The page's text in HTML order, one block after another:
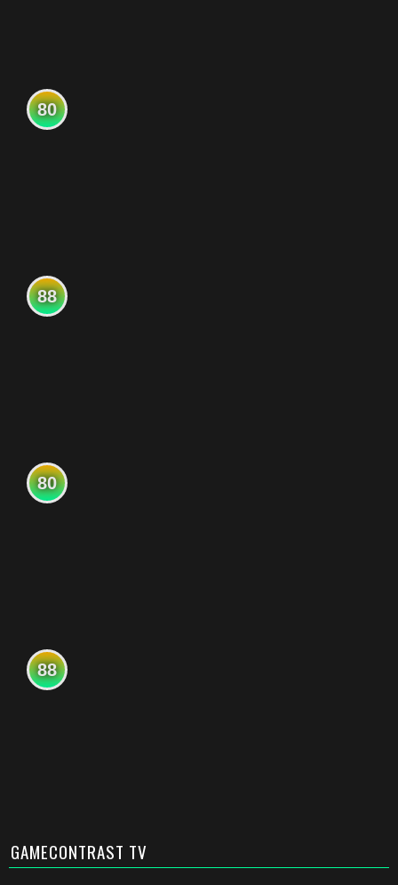
80
88
80
88
GAMECONTRAST TV